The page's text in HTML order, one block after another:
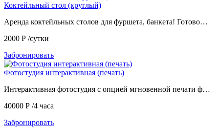
Коктейльный стол (круглый)
Аренда коктейльных столов для фуршета, банкета! Готово…
2000 Р /сутки
Забронировать
Фотостудия интерактивная (печать)
Интерактивная фотостудия с опцией мгновенной печати ф…
40000 Р /4 часа
Забронировать